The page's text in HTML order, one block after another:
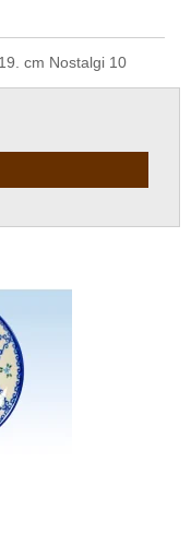
cm Nostalgi 10